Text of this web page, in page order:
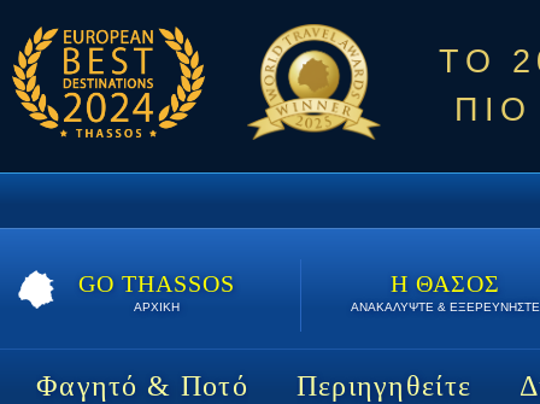
ΤΟ
GO THASSOS
ΑΡΧΙΚΗ
Η ΘΑΣΟΣ
ΑΝΑΚΑΛΥΨΤΕ & ΕΞΕΡΕΥΝΗΣΤΕ
Φαγητό & Ποτό Περιηγηθείτε